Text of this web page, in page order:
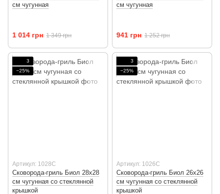
см чугунная
1 014 грн 1 349 грн
см чугунная
941 грн 1 252 грн
3
−25%
Артикул: 1028C
Сковорода-гриль Биол 28х28
см чугунная со стеклянной
крышкой
3
−25%
Артикул: 1026C
Сковорода-гриль Биол 26х26
см чугунная со стеклянной
крышкой